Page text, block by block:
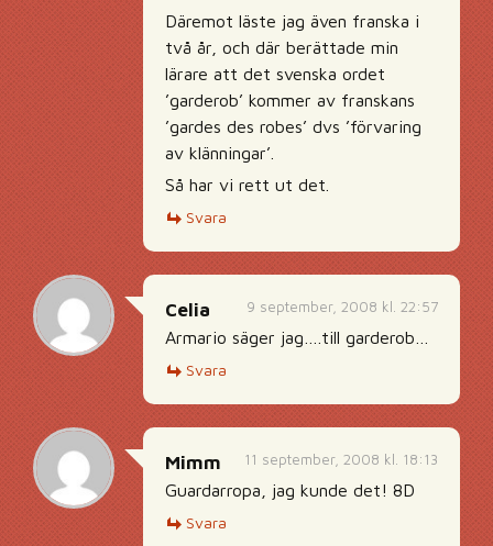
Däremot läste jag även franska i
två år, och där berättade min
lärare att det svenska ordet
’garderob’ kommer av franskans
’gardes des robes’ dvs ’förvaring
av klänningar’.
Så har vi rett ut det.
Svara
9 september, 2008 kl. 22:57
Celia
Armario säger jag….till garderob…
Svara
11 september, 2008 kl. 18:13
Mimm
Guardarropa, jag kunde det! 8D
Svara